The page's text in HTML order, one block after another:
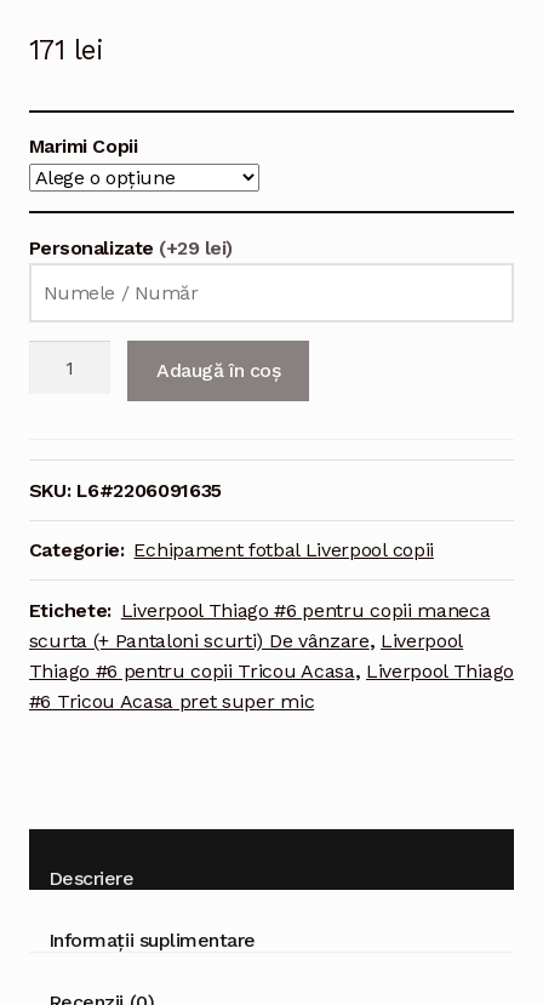
171 lei
Marimi Copii
Personalizate (+29 lei)
Acasa
pentru
copii
maneca
Adaugă în coș
SKU: L6#2206091635
Categorie: Echipament fotbal Liverpool copii
Etichete: Liverpool Thiago #6 pentru copii maneca
scurta (+ Pantaloni scurti) De vânzare, Liverpool
Thiago #6 pentru copii Tricou Acasa, Liverpool Thiago
#6 Tricou Acasa pret super mic
Descriere
Informații suplimentare